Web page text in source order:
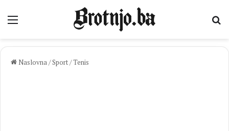
Izbornik
Naslovna/Sport/Tenis